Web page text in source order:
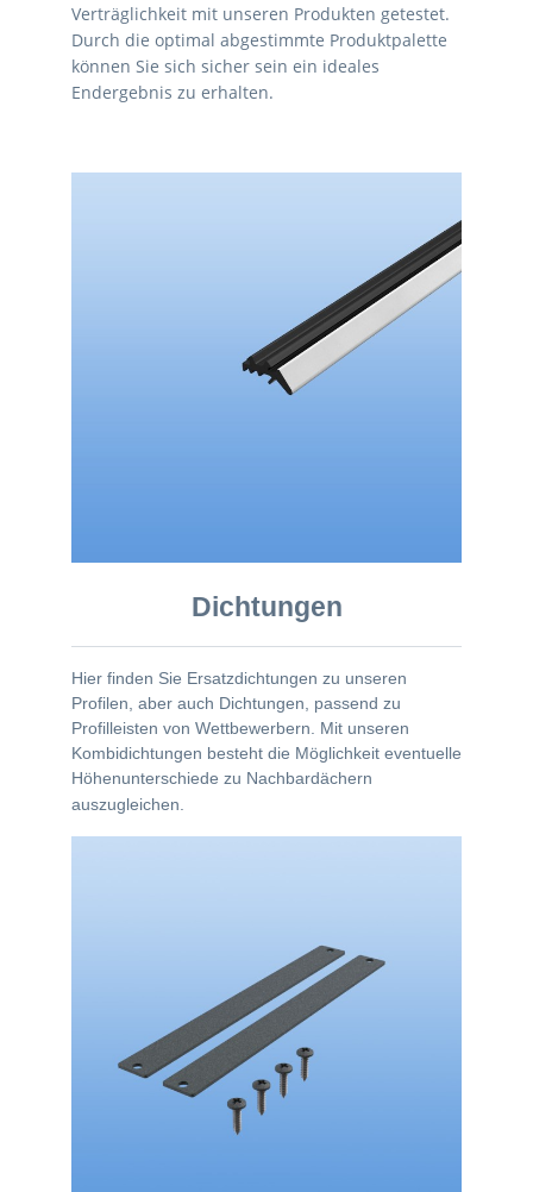
Verträglichkeit mit unseren Produkten getestet.
Durch die optimal abgestimmte Produktpalette
können Sie sich sicher sein ein ideales
Endergebnis zu erhalten.
Dichtungen
Hier finden Sie Ersatzdichtungen zu unseren
Profilen, aber auch Dichtungen, passend zu
Profilleisten von Wettbewerbern. Mit unseren
Kombidichtungen besteht die Möglichkeit eventuelle
Höhenunterschiede zu Nachbardächern
auszugleichen.